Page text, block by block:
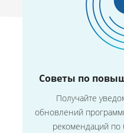
Советы по
Получайте
обновлений
рекомендаций по